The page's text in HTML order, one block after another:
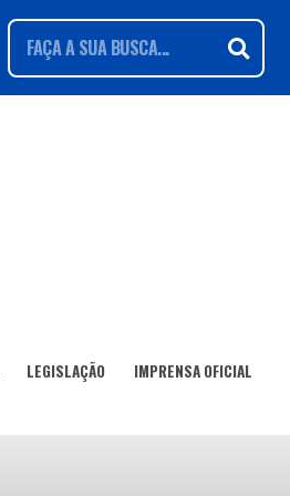
LEGISLAÇÃO IMPRENSA OFICIAL